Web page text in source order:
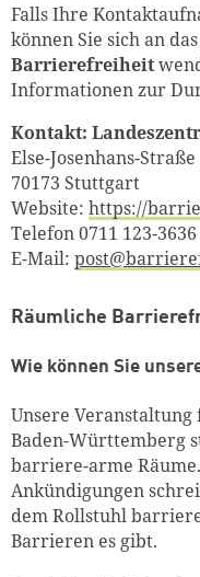
Falls Ihre
können Sie sich an das
Barrierefreiheit
Informationen zur
Kontakt:
Else-Josenhans-Straße
70173 Stuttgart
Website: https://
Telefon 0711 123-3636
E-Mail:
Räumliche
Wie können Sie
Unsere
Baden-Württemberg
barriere-arme
Ankündigungen
dem Rollstuhl
Barrieren es gibt.